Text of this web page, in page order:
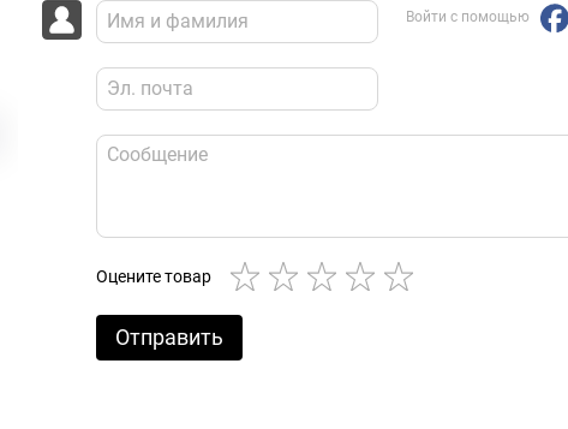
Войти с помощью
Оцените товар
Отправить